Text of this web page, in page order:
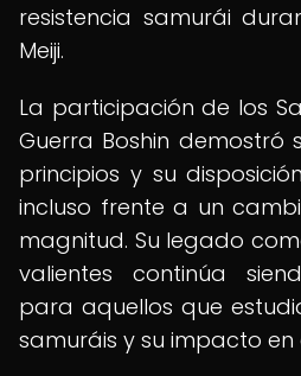
resistencia samurái
Meiji.
La participación de los
Guerra Boshin demostró
principios y su
incluso frente a un
magnitud. Su legado
valientes continúa
para aquellos que
samuráis y su impacto